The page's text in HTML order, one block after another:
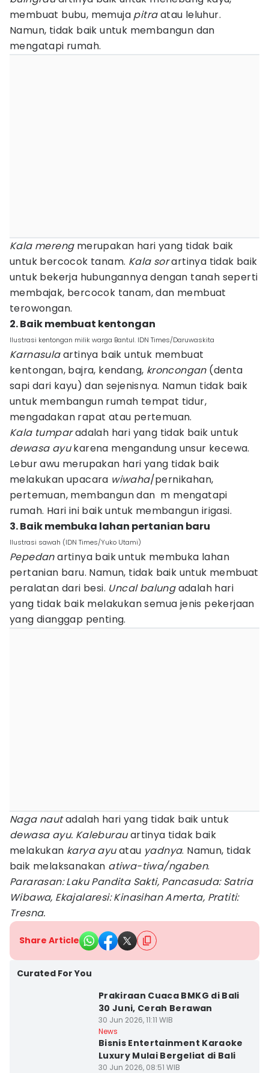
membuat bubu, memuja pitraatau leluhur.
Namun, tidak baik untuk membangun dan
mengatapi rumah.
Kala merengmerupakan hari yang tidak baik
untuk bercocok tanam. Kala sorartinya tidak baik
untuk bekerja hubungannya dengan tanah seperti
membajak, bercocok tanam, dan membuat
terowongan.
2. Baik membuat kentongan
Ilustrasi kentongan milik warga Bantul. IDN Times/Daruwaskita
Karnasulaartinya baik untuk membuat
kentongan, bajra, kendang, kroncongan(denta
sapi dari kayu) dan sejenisnya. Namun tidak baik
untuk membangun rumah tempat tidur,
mengadakan rapat atau pertemuan.
Kala tumparadalah hari yang tidak baik untuk
dewasa ayukarena mengandung unsur kecewa.
Lebur awu merupakan hari yang tidak baik
melakukan upacara wiwaha/pernikahan,
pertemuan, membangun dan m mengatapi
rumah. Hari ini baik untuk membangun irigasi.
3. Baik membuka lahan pertanian baru
Ilustrasi sawah (IDN Times/Yuko Utami)
Pepedanartinya baik untuk membuka lahan
pertanian baru. Namun, tidak baik untuk membuat
peralatan dari besi. Uncal balungadalah hari
yang tidak baik melakukan semua jenis pekerjaan
yang dianggap penting.
Naga nautadalah hari yang tidak baik untuk
dewasa ayu. Kaleburauartinya tidak baik
melakukan karya ayuatau yadnya. Namun, tidak
baik melaksanakan atiwa-tiwa/ngaben.
Pararasan: Laku Pandita Sakti, Pancasuda: Satria
Wibawa, Ekajalaresi: Kinasihan Amerta, Pratiti:
Tresna.
Share Article
Curated For You
Prakiraan Cuaca BMKG di Bali
30 Juni, Cerah Berawan
30 Jun 2026, 11:11 WIB
News
Bisnis Entertainment Karaoke
Luxury Mulai Bergeliat di Bali
30 Jun 2026, 08:51 WIB